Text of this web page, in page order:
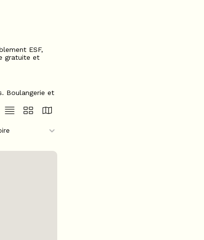
ESF,
gratuite et
Boulangerie et